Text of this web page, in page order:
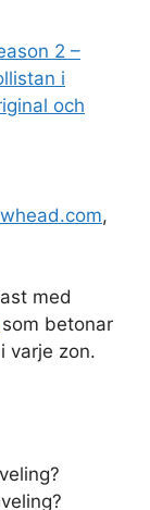
2 –
i
och
,
med
som betonar
varje zon.